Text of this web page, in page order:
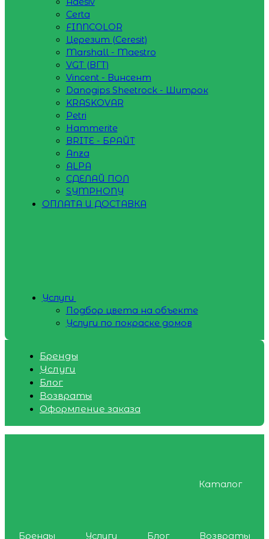
Certa
FINNCOLOR
Церезит (Ceresit)
Marshall - Maestro
VGT (ВГТ)
Vincent - Винсент
Danogips Sheetrock - Шитрок
KRASKOVAR
Petri
Hammerite
BRITE - БРАЙТ
Anza
ALPA
СДЕЛАЙ ПОЛ
SYMPHONY
ОПЛАТА И ДОСТАВКА
Услуги
Подбор цвета на объекте
Услуги по покраске домов
Бренды
Услуги
Блог
Возвраты
Оформление заказа
Каталог
Бренды Услуги Блог
Возвраты